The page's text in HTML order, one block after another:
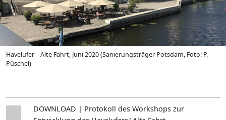
Havelufer – Alte Fahrt, Juni 2020 (Sanierungsträger Potsdam, Foto: P.
Püschel)
DOWNLOAD | Protokoll des Workshops zur